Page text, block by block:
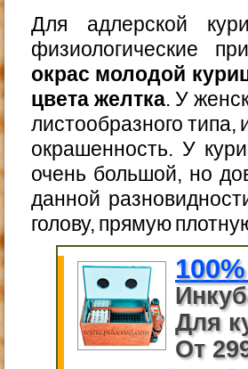
Для адлерской
физиологические
окрас молодой
цвета желтка. У
листообразного
окрашенность. У
очень большой, но
данной
голову, прямую
Для
От